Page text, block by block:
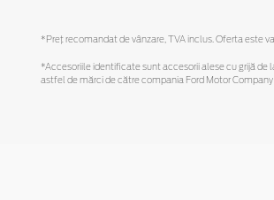
*Preţ recomandat de vânzare, TVA inclus. Oferta este
*Accesoriile identificate sunt accesorii alese cu grijă de
astfel de mărci de către compania Ford Motor